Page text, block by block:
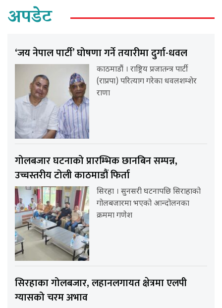
अपडेट
‘जय नेपाल पार्टी’ घोषणा गर्ने तयारीमा दुर्गा-धवल
काठमाडौं । राष्ट्रिय प्रजातन्त्र पार्टी
(राप्रपा) परित्याग गरेका धवलशम्शेर
राणा
गोलबजार घटनाको प्रारम्भिक छानबिन सम्पन्न,
उच्चस्तरीय टोली काठमाडौं फिर्ता
सिरहा । सुनसरी घटनापछि सिराहाको
गोलबजारमा भएको आन्दोलनका
क्रममा गणेश
सिरहाका गोलबजार, लहानलगायत क्षेत्रमा एलपी
ग्यासको चरम अभाव